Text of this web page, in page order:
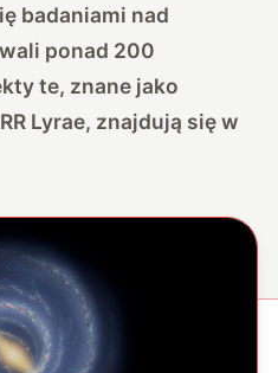
badaniami nad
ponad 200
te, znane jako
Lyrae, znajdują się w